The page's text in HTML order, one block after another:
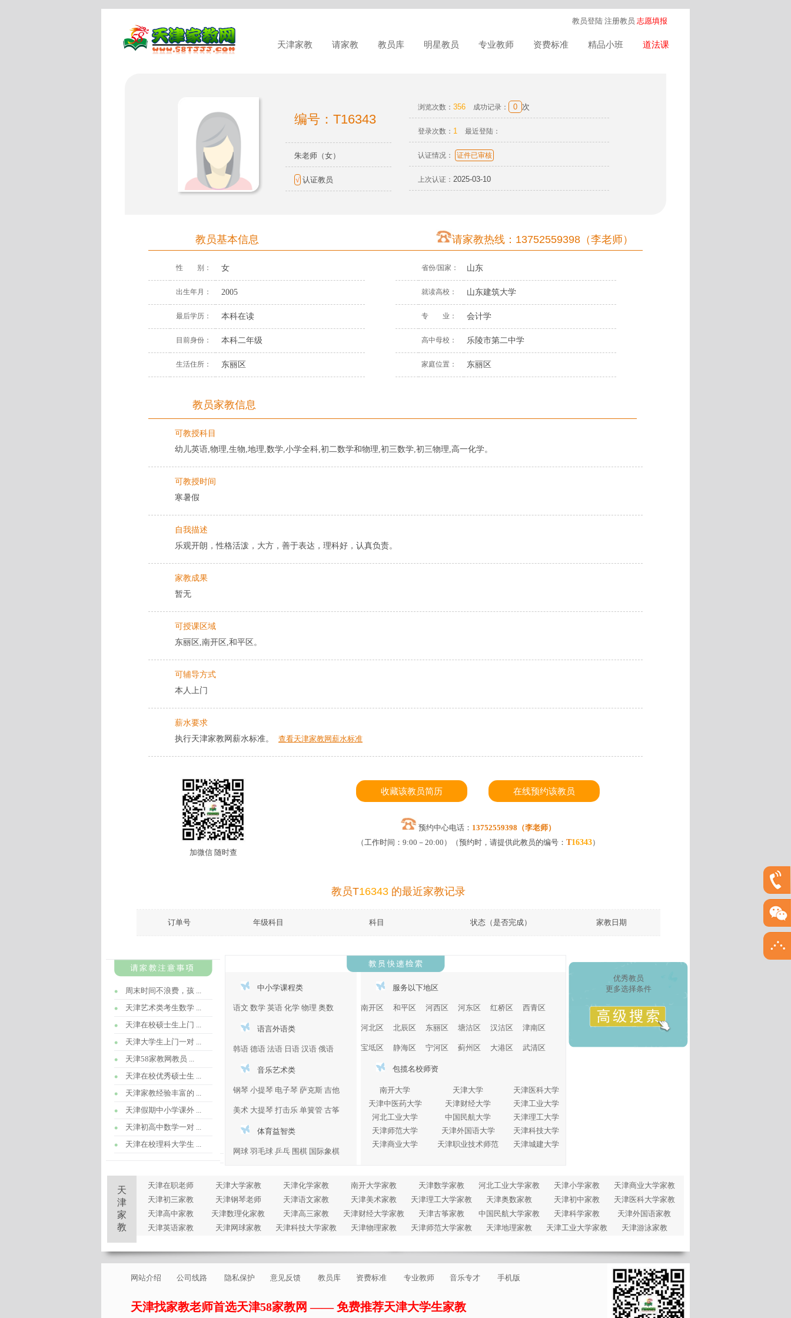
教员登陆 注册教员 志愿填报
天津家教 请家教 教员库 明星教员 专业教师 资费标准 精品小班 道法课
编号：T16343
朱老师（女）
√ 认证教员
浏览次数： 356 成功记录： 0 次
登录次数： 1 最近登陆：
认证情况： 证件已审核
上次认证： 2025-03-10
教员基本信息 请家教热线：13752559398（李老师）
性 别： 女
出生年月： 2005
最后学历： 本科在读
目前身份： 本科二年级
生活住所： 东丽区
省份/国家： 山东
就读高校： 山东建筑大学
专 业： 会计学
高中母校： 乐陵市第二中学
家庭位置： 东丽区
教员家教信息
可教授科目
幼儿英语,物理,生物,地理,数学,小学全科,初二数学和物理,初三数学,初三物理,高一化学。
可教授时间
寒暑假
自我描述
乐观开朗，性格活泼，大方，善于表达，理科好，认真负责。
家教成果
暂无
可授课区域
东丽区,南开区,和平区。
可辅导方式
本人上门
薪水要求
执行天津家教网薪水标准。 查看天津家教网薪水标准
加微信 随时查
收藏该教员简历 在线预约该教员
预约中心电话： 13752559398（李老师）
（工作时间：9:00－20:00）（预约时，请提供此教员的编号： T16343）
教员T16343 的最近家教记录
订单号 年级科目 科目 状态（是否完成） 家教日期
周末时间不浪费，孩 ...
天津艺术类考生数学 ...
天津在校硕士生上门 ...
天津大学生上门一对 ...
天津58家教网教员 ...
天津在校优秀硕士生 ...
天津家教经验丰富的 ...
天津假期中小学课外 ...
天津初高中数学一对 ...
天津在校理科大学生 ...
中小学课程类
语文 数学 英语 化学 物理 奥数
语言外语类
韩语 德语 法语 日语 汉语 俄语
音乐艺术类
钢琴 小提琴 电子琴 萨克斯 吉他
美术 大提琴 打击乐 单簧管 古筝
体育益智类
网球 羽毛球 乒乓 围棋 国际象棋
服务以下地区
南开区 和平区 河西区 河东区 红桥区 西青区
河北区 北辰区 东丽区 塘沽区 汉沽区 津南区
宝坻区 静海区 宁河区 蓟州区 大港区 武清区
包揽名校师资
南开大学 天津大学
天津医科大学
天津中医药大学
天津财经大学
天津工业大学
河北工业大学
中国民航大学
天津理工大学
天津师范大学
天津外国语大学
天津科技大学
天津商业大学
天津职业技术师范 天津城建大学
优秀教员
更多选择条件
天
津
家
教
天津在职老师 天津大学家教 天津化学家教 南开大学家教 天津数学家教 河北工业大学家教 天津小学家教
天津商业大学家教
天津初三家教
天津钢琴老师 天津语文家教 天津美术家教 天津理工大学家教 天津奥数家教 天津初中家教
天津医科大学家教
天津高中家教
天津数理化家教 天津高三家教 天津财经大学家教 天津古筝家教 中国民航大学家教 天津科学家教
天津外国语家教
天津英语家教
天津网球家教 天津科技大学家教 天津物理家教 天津师范大学家教 天津地理家教 天津工业大学家教 天津游泳家教
网站介绍 公司线路 隐私保护 意见反馈 教员库 资费标准 专业教师 音乐专才 手机版
天津找家教老师首选天津58家教网 —— 免费推荐天津大学生家教